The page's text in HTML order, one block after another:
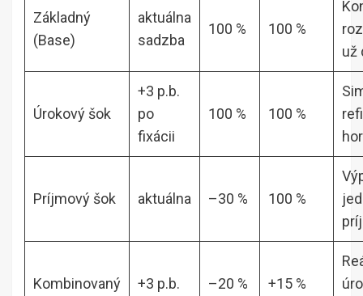
Základný
(Base)
aktuálna
sadzba
100 % 100 %
už
Úrokový šok
+3 p.b.
po
fixácii
100 % 100 %
Príjmový šok aktuálna –30 % 100 %
Kombinovaný +3 p.b. –20 % +15 %